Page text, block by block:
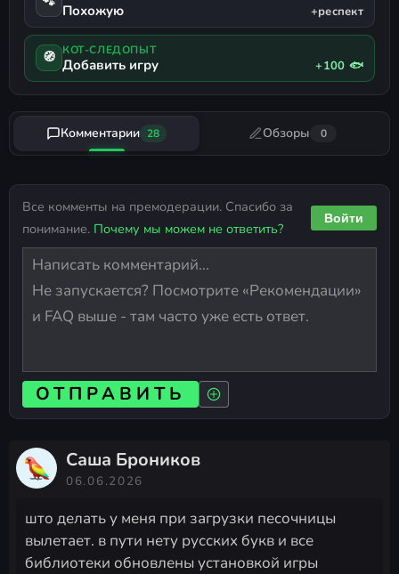
Похожую +респект
🧭 КОТ-СЛЕДОПЫТ
Добавить игру +100 🐟
Комментарии 28 Обзоры 0
Все комменты на премодерации. Спасибо за
понимание. Почему мы можем не ответить?
Войти
ОТПРАВИТЬ
Саша Броников
06.06.2026
што делать у меня при загрузки песочницы
вылетает. в пути нету русских букв и все
библиотеки обновлены установкой игры